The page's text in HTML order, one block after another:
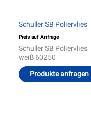
Schuller SB Poliervlies
Preis auf Anfrage
Schuller SB Poliervlies
weiß 60250
Produkte anfragen